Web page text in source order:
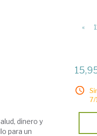
«
dinero y
para un
7/